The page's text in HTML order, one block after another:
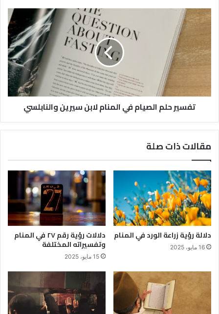
تفسير حلم الصيام في المنام لابن سيرين والنابلسي
مقالات ذات صلة
دلالة رؤية زراعة الورد في المنام
16 مايو، 2025
دلالات رؤية رقم ٢٧ في المنام
وتفسيراته المختلفة
15 مايو، 2025